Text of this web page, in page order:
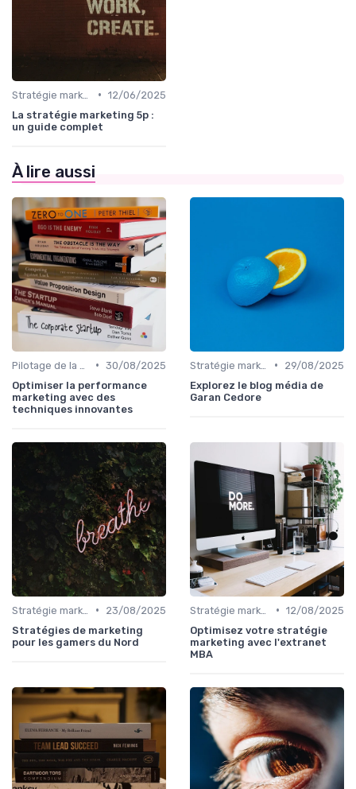
• 12/06/2025
La stratégie marketing 5p :
un guide complet
À lire aussi
• 30/08/2025
Optimiser la performance
marketing avec des
techniques innovantes
•
29/08/2025
Explorez le blog média de
Garan Cedore
•
23/08/2025
Stratégies de marketing
pour les gamers du Nord
• 12/08/2025
Optimisez votre stratégie
marketing avec l'extranet
MBA